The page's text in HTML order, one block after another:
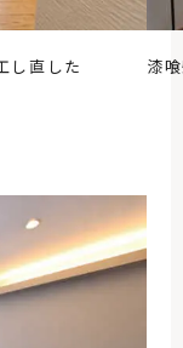
し直した 漆